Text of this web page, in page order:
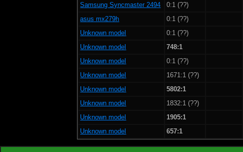
Samsung Syncmaster 2494
0:1 (??)
asus mx279h
0:1 (??)
Unknown model
0:1 (??)
Unknown model
748:1
Unknown model
0:1 (??)
Unknown model
1671:1 (??)
Unknown model
5802:1
Unknown model
1832:1 (??)
Unknown model
1905:1
Unknown model
657:1